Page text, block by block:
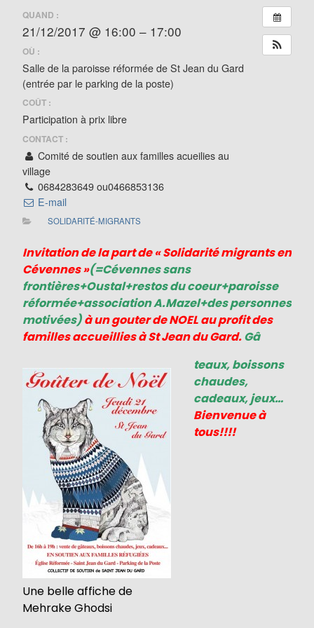
QUAND :
21/12/2017 @ 16:00 – 17:00
OÙ :
Salle de la paroisse réformée de St Jean du Gard
(entrée par le parking de la poste)
COÛT :
Participation à prix libre
CONTACT :
Comité de soutien aux familles acueilies au
village
0684283649 ou0466853136
E-mail
SOLIDARITÉ-MIGRANTS
Invitation de la part de « Solidarité migrants en
Cévennes »(=Cévennes sans
frontières+Oustal+restos du coeur+paroisse
réformée+association A.Mazel+des personnes
motivées)à un gouter de NOEL au profit des
familles accueillies à St Jean du Gard.Gâ
Une belle affiche de
Mehrake Ghodsi
teaux, boissons
chaudes,
cadeaux, jeux…
Bienvenue à
tous!!!!